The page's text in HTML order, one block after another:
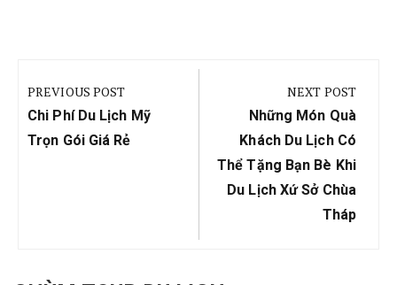
hướng
bài
viết
PREVIOUS POST
Previous
Post:
Chi Phí Du Lịch Mỹ
Trọn Gói Giá Rẻ
NEXT POST
Next
Post:
Những Món Quà
Khách Du Lịch Có
Thể Tặng Bạn Bè Khi
Du Lịch Xứ Sở Chùa
Tháp